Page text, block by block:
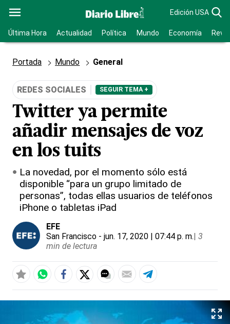
Edición USA
Última Hora Actualidad Política Mundo Economía
Portada Mundo General
REDES SOCIALES SEGUIR TEMA +
Twitter ya permite
añadir mensajes de voz
en los tuits
La novedad, por el momento sólo está
disponible “para un grupo limitado de
personas”, todas ellas usuarios de teléfonos
iPhone o tabletas iPad
EFE
San Francisco - jun. 17, 2020 | 07:44 p. m.| 3
min de lectura